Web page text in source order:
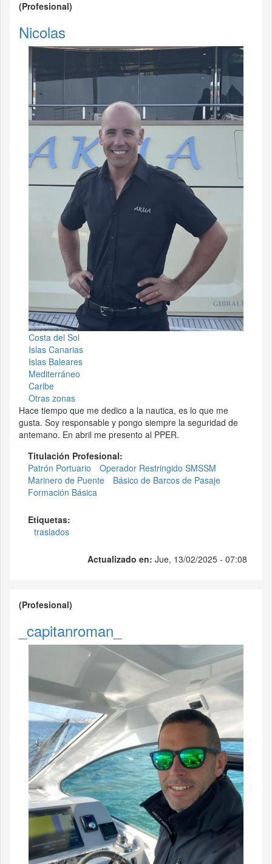
(Profesional)
Nicolas
Costa del Sol
Islas Canarias
Islas Baleares
Mediterráneo
Caribe
Otras zonas
Hace tiempo que me dedico a la nautica, es lo que me
gusta. Soy responsable y pongo siempre la seguridad de
antemano. En abril me presento al PPER.
Titulación Profesional:
Patrón Portuario
Operador Restringido SMSSM
Marinero de Puente
Básico de Barcos de Pasaje
Formación Básica
Etiquetas:
traslados
Actualizado en: Jue, 13/02/2025 - 07:08
(Profesional)
_capitanroman_